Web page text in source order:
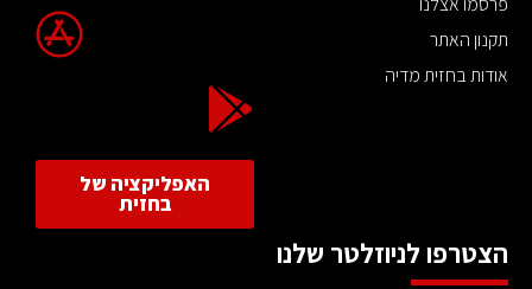
תקנון האתר
אודות בחזית מדיה
האפליקציה של
בחזית
הצטרפו לניוזלטר שלנו